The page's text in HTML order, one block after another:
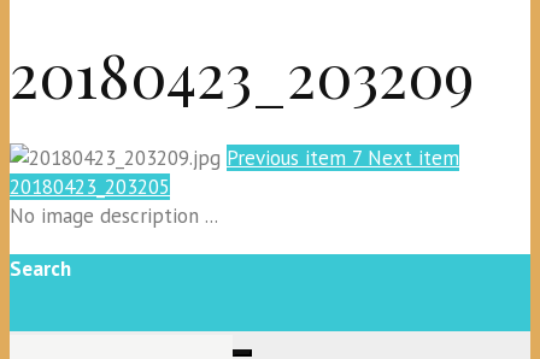
20180423_203209
Previous item 7 Next item
20180423_203205
No image description ...
Search